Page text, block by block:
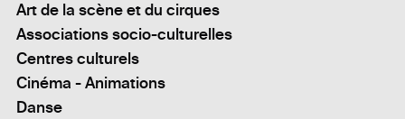
Art de la scène et du cirques
Associations socio-culturelles
Centres culturels
Cinéma - Animations
Danse